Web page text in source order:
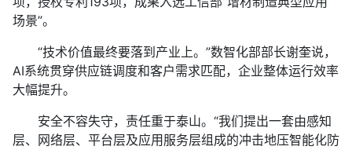
场景”。
“技术价值最终要落到产业上。”数智化部部长谢奎说，
AI系统贯穿供应链调度和客户需求匹配，企业整体运行效率
大幅提升。
安全不容失守，责任重于泰山。“我们提出一套由感知
层、网络层、平台层及应用服务层组成的冲击地压智能化防